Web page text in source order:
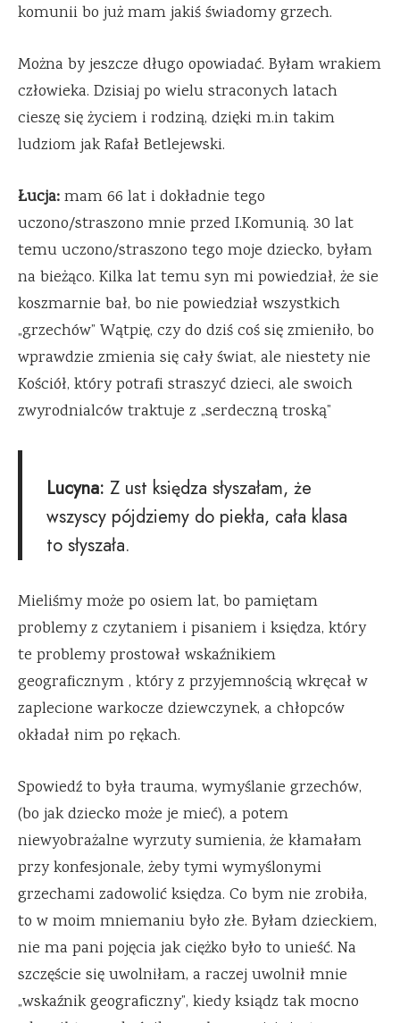
komunii bo już mam jakiś świadomy grzech.
Można by jeszcze długo opowiadać. Byłam wrakiem
człowieka. Dzisiaj po wielu straconych latach
cieszę się życiem i rodziną, dzięki m.in takim
ludziom jak Rafał Betlejewski.
Łucja:mam 66 lat i dokładnie tego
uczono/straszono mnie przed I.Komunią. 30 lat
temu uczono/straszono tego moje dziecko, byłam
na bieżąco. Kilka lat temu syn mi powiedział, że sie
koszmarnie bał, bo nie powiedział wszystkich
„grzechów” Wątpię, czy do dziś coś się zmieniło, bo
wprawdzie zmienia się cały świat, ale niestety nie
Kościół, który potrafi straszyć dzieci, ale swoich
zwyrodnialców traktuje z „serdeczną troską”
Lucyna: Z ust księdza słyszałam, że
wszyscy pójdziemy do piekła, cała klasa
to słyszała.
Mieliśmy może po osiem lat, bo pamiętam
problemy z czytaniem i pisaniem i księdza, który
te problemy prostował wskaźnikiem
geograficznym , który z przyjemnością wkręcał w
zaplecione warkocze dziewczynek, a chłopców
okładał nim po rękach.
Spowiedź to była trauma, wymyślanie grzechów,
(bo jak dziecko może je mieć), a potem
niewyobrażalne wyrzuty sumienia, że kłamałam
przy konfesjonale, żeby tymi wymyślonymi
grzechami zadowolić księdza. Co bym nie zrobiła,
to w moim mniemaniu było złe. Byłam dzieckiem,
nie ma pani pojęcia jak ciężko było to unieść. Na
szczęście się uwolniłam, a raczej uwolnił mnie
„wskaźnik geograficzny”, kiedy ksiądz tak mocno